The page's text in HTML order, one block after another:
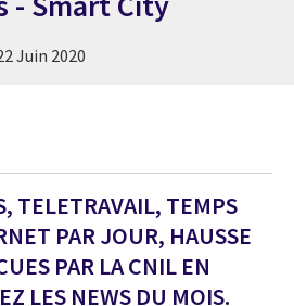
Juin 2020
TELETRAVAIL, TEMPS
PAR JOUR, HAUSSE
PAR LA CNIL EN
LES NEWS DU MOIS.